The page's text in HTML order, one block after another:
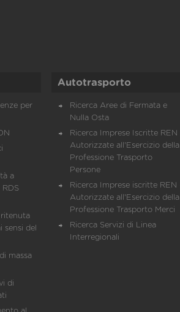
per
a
ritenuta
sensi del
massa
di
Autotrasporto
Ricerca Aree di Fermata e
Nulla Osta
Ricerca Imprese Iscritte REN
Autorizzate all'Esercizio della
Professione Trasporto
Persone
Ricerca Imprese iscritte REN
Autorizzate all'Esercizio della
Professione Trasporto Merci
Ricerca Servizi di Linea
Interregionali